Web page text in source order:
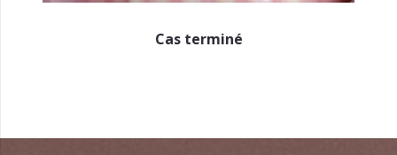
Cas terminé